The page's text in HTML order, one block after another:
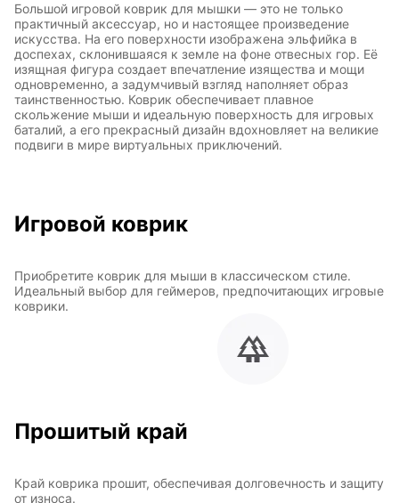
Большой игровой коврик для мышки — это не только
практичный аксессуар, но и настоящее произведение
искусства. На его поверхности изображена эльфийка в
доспехах, склонившаяся к земле на фоне отвесных гор. Её
изящная фигура создает впечатление изящества и мощи
одновременно, а задумчивый взгляд наполняет образ
таинственностью. Коврик обеспечивает плавное
скольжение мыши и идеальную поверхность для игровых
баталий, а его прекрасный дизайн вдохновляет на великие
подвиги в мире виртуальных приключений.
Игровой коврик
Приобретите коврик для мыши в классическом стиле.
Идеальный выбор для геймеров, предпочитающих игровые
коврики.
Прошитый край
Край коврика прошит, обеспечивая долговечность и защиту
от износа.